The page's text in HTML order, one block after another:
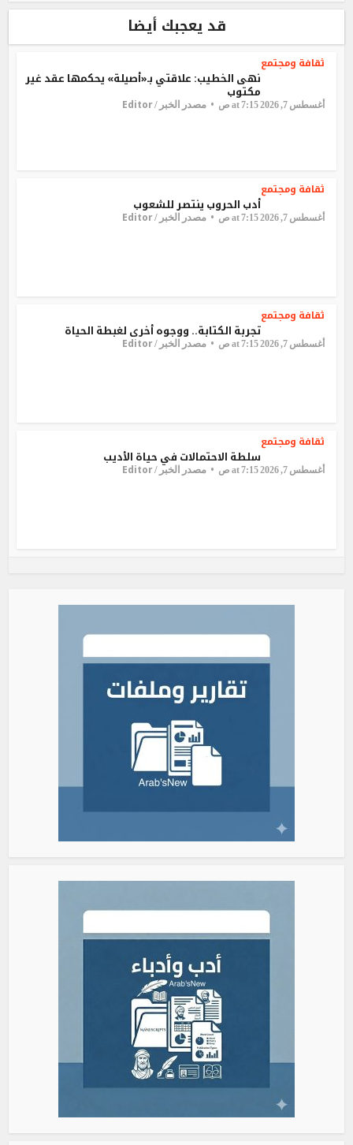
قد يعجبك أيضا
ثقافة ومجتمع
نهى الخطيب: علاقتي بـ«أصيلة» يحكمها عقد غير
مكتوب
أغسطس 7, 2026 at 7:15 ص مصدر الخبر /Editor
ثقافة ومجتمع
أدب الحروب ينتصر للشعوب
أغسطس 7, 2026 at 7:15 ص مصدر الخبر /Editor
ثقافة ومجتمع
تجربة الكتابة.. ووجوه أخرى لغبطة الحياة
أغسطس 7, 2026 at 7:15 ص مصدر الخبر /Editor
ثقافة ومجتمع
سلطة الاحتمالات في حياة الأديب
أغسطس 7, 2026 at 7:15 ص مصدر الخبر /Editor